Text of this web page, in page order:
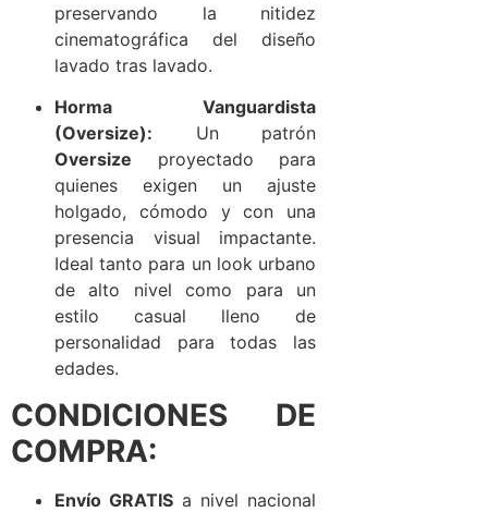
preservando la nitidez
cinematográfica del diseño
lavado tras lavado.
Horma Vanguardista
(Oversize): Un patrón
Oversize proyectado para
quienes exigen un ajuste
holgado, cómodo y con una
presencia visual impactante.
Ideal tanto para un look urbano
de alto nivel como para un
estilo casual lleno de
personalidad para todas las
edades.
CONDICIONES DE
COMPRA:
Envío GRATIS a nivel nacional